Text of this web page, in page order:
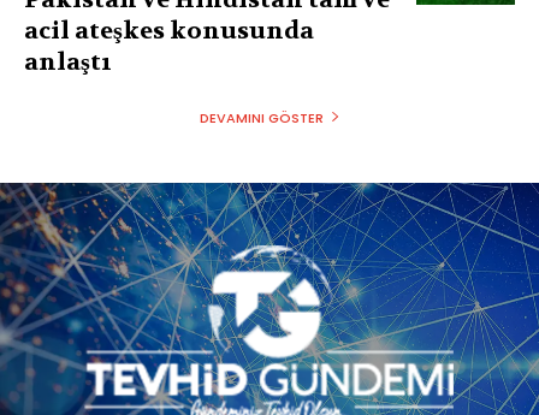
acil ateşkes konusunda
anlaştı
DEVAMINI GÖSTER